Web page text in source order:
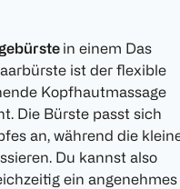
in einem Das
ist der flexible
Kopfhautmassage
Die Bürste passt sich
an, während die
Du kannst also
ein angenehmes